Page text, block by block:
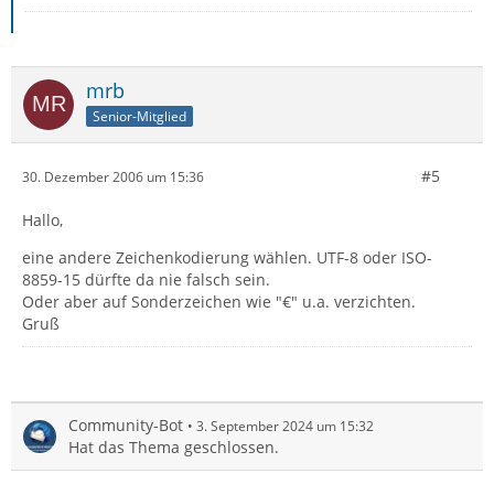
mrb
Senior-Mitglied
30. Dezember 2006 um 15:36 #5
Hallo,
eine andere Zeichenkodierung wählen. UTF-8 oder ISO-
8859-15 dürfte da nie falsch sein.
Oder aber auf Sonderzeichen wie "€" u.a. verzichten.
Gruß
Community-Bot 3. September 2024 um 15:32
Hat das Thema geschlossen.